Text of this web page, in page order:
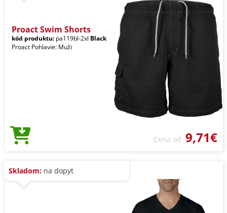
Proact Swim Shorts
kód produktu: pa119bl-2xl Black
Proact Pohlavie: Muži
Cena od 9,71€
Skladom: na dopyt